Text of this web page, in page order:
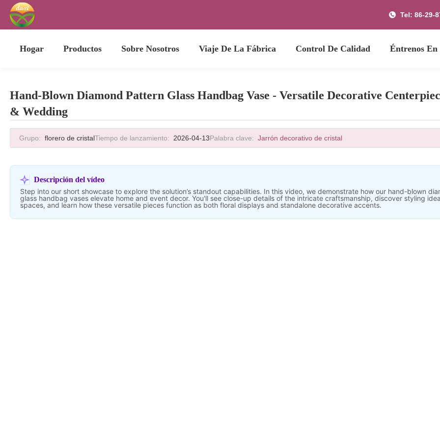
Tel: 86-29-
Hogar Productos Sobre Nosotros Viaje De La Fábrica Control De Calidad Éntrenos
Hand-Blown Diamond Pattern Glass Handbag Vase - Versatile Decorative
& Wedding
Grupo: florero de cristalTiempo de lanzamiento: 2026-04-13Palabra clave: Jarrón decorativo de cristal
Descripción del vídeo
Step into our short showcase to explore the solution’s standout capabilities. In this video, we demonstrate how our hand-blown
glass handbag vases elevate home and event decor. You'll see close-up details of the intricate craftsmanship, discover styling
spaces, and learn how these versatile pieces function as both floral displays and standalone decorative accents.